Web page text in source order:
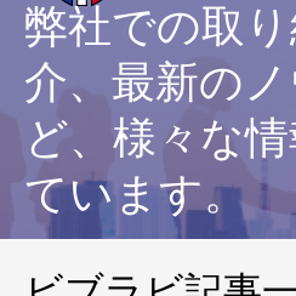
弊社での取
介、最新の
ど、様々な
ています。